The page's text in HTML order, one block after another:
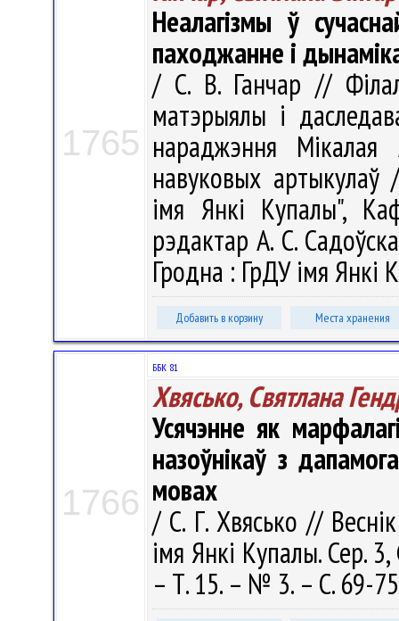
1765
Неалагізмы ў
паходжанне і
/ С. В. Ганчар //
матэрыялы і
нараджэння Мікалая
навуковых артыкулаў
імя Янкі Купалы",
рэдактар А. С.
Гродна : ГрДУ імя Янкі
Добавить в корзину Места хранения
1766
ББК 81
Хвясько, Святлана
Усячэнне як
назоўнікаў з
мовах
/ С. Г. Хвясько // Веснік
імя Янкі Купалы. Сер. 3,
– Т. 15. – № 3. – С. 69-